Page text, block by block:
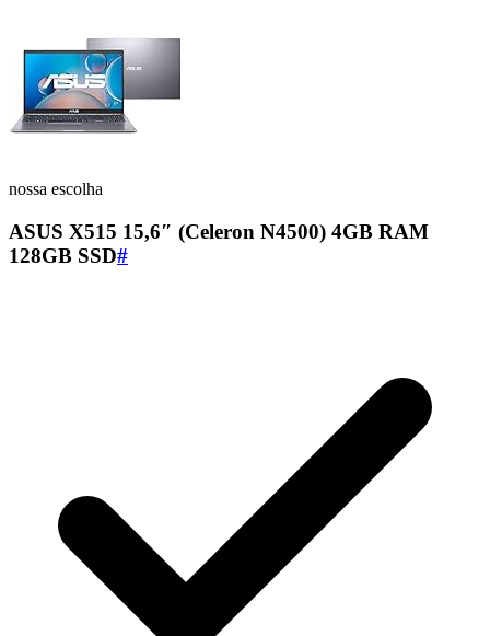
nossa escolha
ASUS X515 15,6″ (Celeron N4500) 4GB RAM
128GB SSD#